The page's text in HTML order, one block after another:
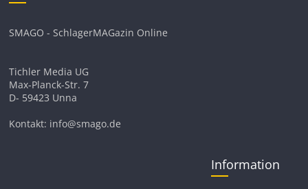
SMAGO - SchlagerMAGazin Online
Tichler Media UG
Max-Planck-Str. 7
D- 59423 Unna
Kontakt: info@smago.de
Information